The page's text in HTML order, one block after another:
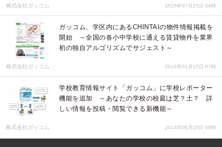
株式会社ガッコム 2016年07月25日 04時
ガッコム、学区内にあるCHINTAIの物件情報掲載を
開始 ～全国の各小中学校に通える賃貸物件を業界
初の独自アルゴリズムでサジェスト～
株式会社ガッコム 2016年01月15日 07時
学校教育情報サイト「ガッコム」に学校レポーター
機能を追加 ～あなたの学校の校庭は芝？土？ 詳
しい情報を投稿・閲覧できる新機能～
株式会社ガッコム 2014年06月10日 09時